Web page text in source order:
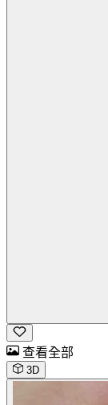
查看全部
3D